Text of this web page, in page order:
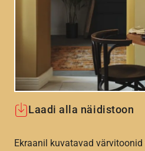
Laadi alla näidistoon
Ekraanil kuvatavad